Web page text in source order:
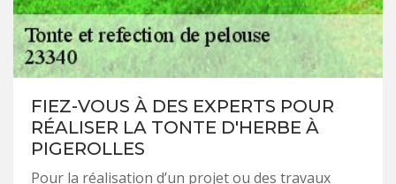
FIEZ-VOUS À DES EXPERTS POUR
RÉALISER LA TONTE D'HERBE À
PIGEROLLES
Pour la réalisation d’un projet ou des travaux